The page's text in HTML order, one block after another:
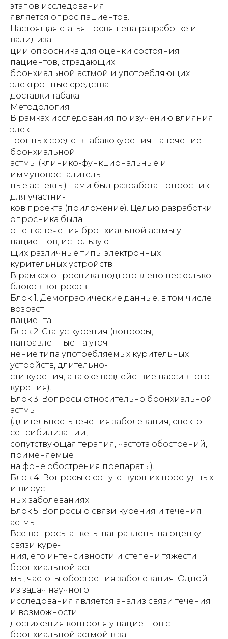
этапов исследования
является опрос пациентов.
Настоящая статья посвящена разработке и
валидиза-
ции опросника для оценки состояния
пациентов, страдающих
бронхиальной астмой и употребляющих
электронные средства
доставки табака.
Методология
В рамках исследования по изучению влияния
элек-
тронных средств табакокурения на течение
бронхиальной
астмы (клинико-функциональные и
иммуновоспалитель-
ные аспекты) нами был разработан опросник
для участни-
ков проекта (приложение). Целью разработки
опросника была
оценка течения бронхиальной астмы у
пациентов, использую-
щих различные типы электронных
курительных устройств.
В рамках опросника подготовлено несколько
блоков вопросов.
Блок 1. Демографические данные, в том числе
возраст
пациента.
Блок 2. Статус курения (вопросы,
направленные на уточ-
нение типа употребляемых курительных
устройств, длительно-
сти курения, а также воздействие пассивного
курения).
Блок 3. Вопросы относительно бронхиальной
астмы
(длительность течения заболевания, спектр
сенсибилизации,
сопутствующая терапия, частота обострений,
применяемые
на фоне обострения препараты).
Блок 4. Вопросы о сопутствующих простудных
и вирус-
ных заболеваниях.
Блок 5. Вопросы о связи курения и течения
астмы.
Все вопросы анкеты направлены на оценку
связи куре-
ния, его интенсивности и степени тяжести
бронхиальной аст-
мы, частоты обострения заболевания. Одной
из задач научного
исследования является анализ связи течения
и возможности
достижения контроля у пациентов с
бронхиальной астмой в за-